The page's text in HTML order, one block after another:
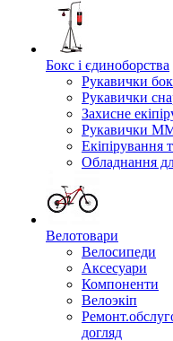
Бокс і єдиноборства
Рукавички
Рукавички
Захисне
Рукавички
Екіпірування
Обладнання
Велотовари
Велосипеди
Аксесуари
Компоненти
Велоэкіп
догляд